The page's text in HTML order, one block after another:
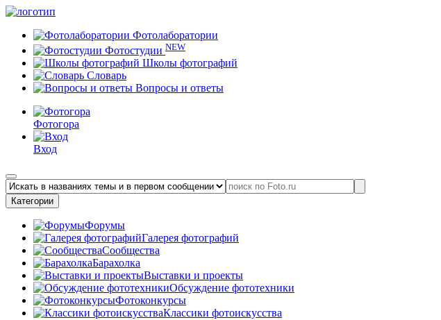
Фотолаборатории
Фотостудии NEW
Школы фотографий
Словарь
Вопросы и ответы
Фотогора
Вход
Категории
Форумы
Галерея фотографий
Сообщества
Барахолка
Выставки и проекты
Обсуждение фототехники
Фотоконкурсы
Классики фотоискусства